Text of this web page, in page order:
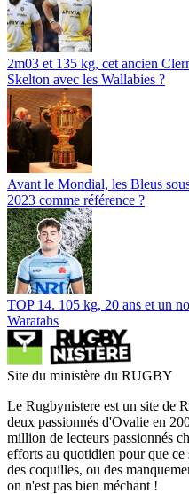
2m03 et 135 kg, cet ancien
Skelton avec les Wallabies ?
Avant le Mondial, les Bleus
2023 comme référence ?
TOP 14. 105 kg, 20 ans et un
Waratahs
Site du ministère du RUGBY
Le Rugbynistere est un site de
deux passionnés d'Ovalie en
million de lecteurs passionnés
efforts au quotidien pour que
des coquilles, ou des
on n'est pas bien méchant !